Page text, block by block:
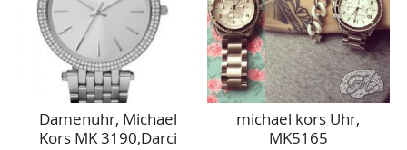
Damenuhr, Michael
Kors MK 3190,Darci
michael kors Uhr,
MK5165